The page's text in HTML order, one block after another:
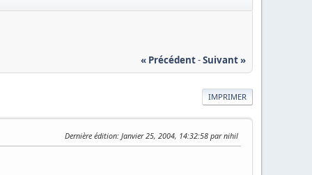
« Précédent-Suivant »
IMPRIMER
Dernière édition: Janvier 25, 2004, 14:32:58 par nihil